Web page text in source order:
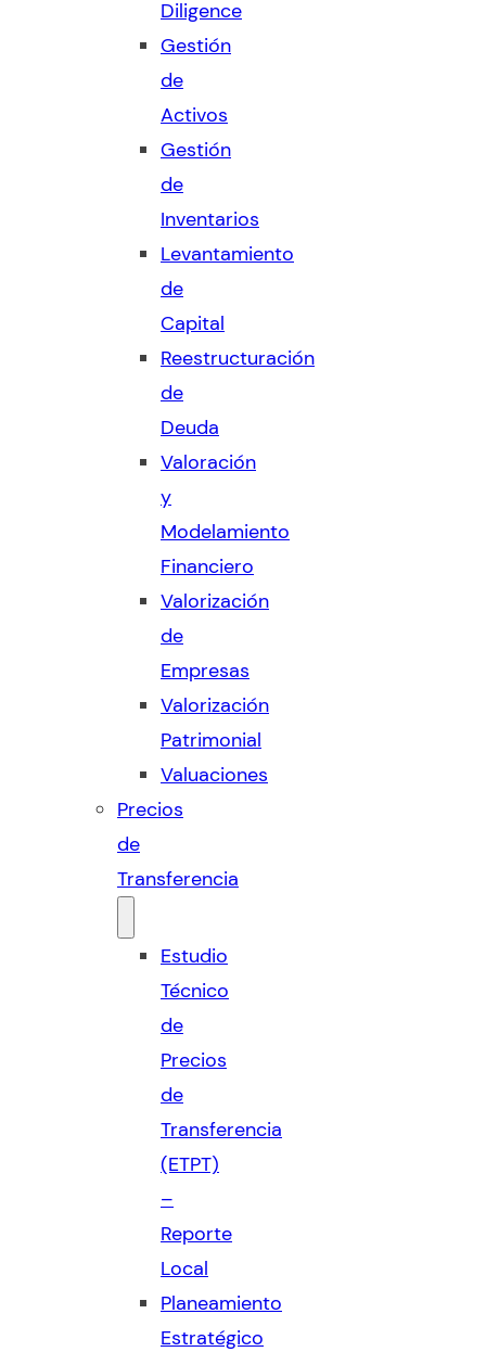
Diligence
Gestión
de
Activos
Gestión
de
Inventarios
Levantamiento
de
Capital
Reestructuración
de
Deuda
Valoración
y
Modelamiento
Financiero
Valorización
de
Empresas
Valorización
Patrimonial
Valuaciones
Precios
de
Transferencia
Estudio
Técnico
de
Precios
de
Transferencia
(ETPT)
–
Reporte
Local
Planeamiento
Estratégico